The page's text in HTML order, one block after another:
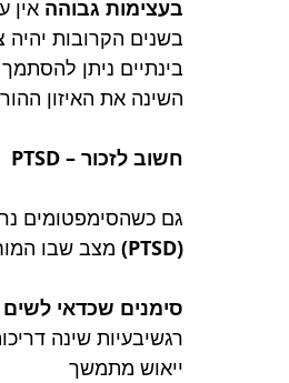
בעצימות גבוהה אין
בשנים הקרובות
בינתיים ניתן
השינה את האיזון
PTSD – חשוב לזכור
גם כשהסימפטומים
(PTSD)
מצב שבו
סימנים שכדאי
רגשיבעיות שינה
ייאוש מתמשך